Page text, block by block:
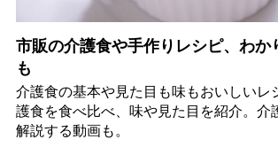
市販の介護食や手作りレシピ、わか
も
介護食の基本や見た目も味もおいしいレ
護食を食べ比べ、味や見た目を紹介。介
解説する動画も。